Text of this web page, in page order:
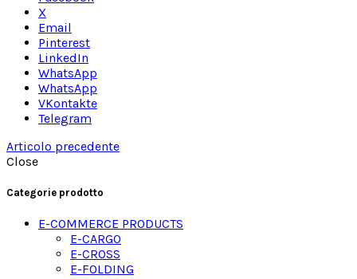
X
Email
Pinterest
LinkedIn
WhatsApp
WhatsApp
VKontakte
Telegram
Articolo precedente
Close
Categorie prodotto
E-COMMERCE PRODUCTS
E-CARGO
E-CROSS
E-FOLDING